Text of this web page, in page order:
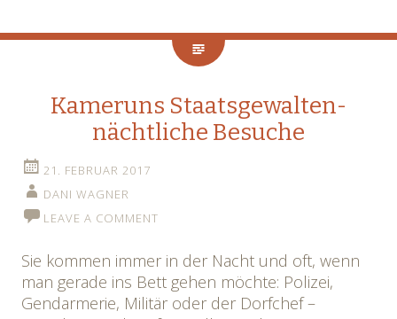
Kameruns Staatsgewalten-
nächtliche Besuche
21. FEBRUAR 2017
DANI WAGNER
LEAVE A COMMENT
Sie kommen immer in der Nacht und oft, wenn
man gerade ins Bett gehen möchte: Polizei,
Gendarmerie, Militär oder der Dorfchef –